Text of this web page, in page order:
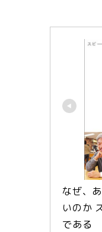
なぜ、
いのか
である